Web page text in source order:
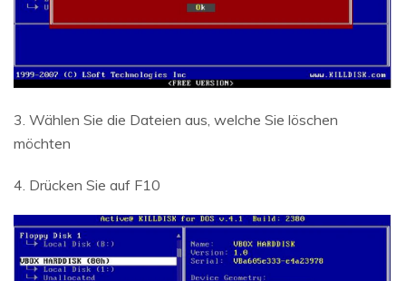
3. Wählen Sie die Dateien aus, welche Sie löschen
möchten
4. Drücken Sie auf F10